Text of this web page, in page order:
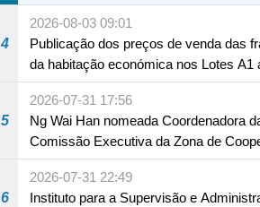
internacionais Serviços
envidam esforços para assegurar a
bebés e crianças, assim como a
alimentar
4
2026-08-03 09:01
Publicação dos preços de venda das
da habitação económica nos Lotes A1
A12 da Zona A dos Novos Aterros
5
2026-07-31 17:56
Ng Wai Han nomeada Coordenadora
Comissão Executiva da Zona de
Aprofundada entre Guangdong e
Hengqin
6
2026-07-31 22:49
Instituto para a Supervisão e